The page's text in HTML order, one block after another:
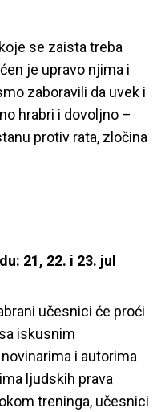
se zaista treba
je upravo njima i
zaboravili da uvek i
hrabri i dovoljno –
protiv rata, zločina
21, 22. i 23. jul
učesnici će proći
iskusnim
i autorima
ljudskih prava
treninga, učesnici